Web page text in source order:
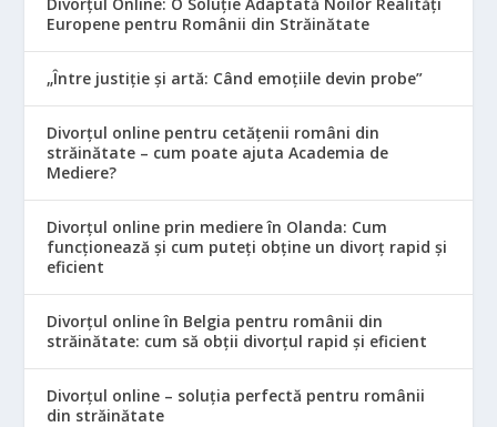
Europene pentru Românii din Străinătate
„Între justiție și artă: Când emoțiile devin probe”
Divorțul online pentru cetățenii români din
străinătate – cum poate ajuta Academia de
Mediere?
Divorțul online prin mediere în Olanda: Cum
funcționează și cum puteți obține un divorț rapid și
eficient
Divorțul online în Belgia pentru românii din
străinătate: cum să obții divorțul rapid și eficient
Divorțul online – soluția perfectă pentru românii
din străinătate